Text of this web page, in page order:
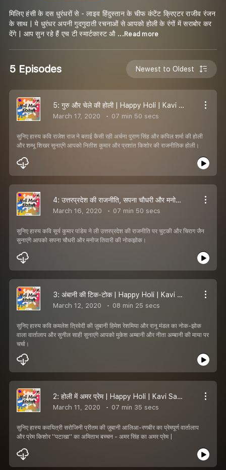
मिलिए हंसी के दस धुरंधरों से - लाइव हिंदुस्तान के चीफ कंटेंट क्रिएटर राजीव रंजन
के साथ | ये धुरंधर अपनी गुदगुदाती रचनाओं से आपको होली के रंगों में सराबोर कर
देंगे | आप सुन रहे हैं एच टी स्मार्टकास्ट औ ...Read more
5 Episodes Newest to Oldest
5: गुरु और चेले की होली | Happy Holi | Kavi Sammelan | Hasya Kavi
March 17, 2020 07 min 50 secs
सुनिए हास्य कवि राजेश राज ने बताई कैसी रही अर्चना पुराण सिंह और कपिल शर्मा की होली
और शम्भू शिखर सुनाएंगे आपको नितीश कुमार और प्रशांत किशोर की राजनीतिक होली।
4: उत्तरप्रदेश की राजनीति, सपना चौधरी और मनोज तिवारी की नोकझोक | Happy Holi | Kavi Sammelan | Hasya Kavi
March 16, 2020 07 min 50 secs
सुनिए हास्य कवि सूर्य कुमार पांडेय ने ली उत्तरप्रदेश की राजनीति पर चुटकी और चिराग जैन
सुनाएंगे आपको सपना चौधरी और मनोज तिवारी की नोकझोक।
3: अंबानी की टिक-टोक | Happy Holi | Kavi Sammelan | Hasya Kavi
March 12, 2020 08 min 25 secs
सुनिए हास्य कवि कमलेश त्रिवेदी की ज़ुबानी हिमेश रेशमिया और रानू मंडल का नोक-झोक
वाला वार्तालाप और सुनील साही सुनाएंगे आपको मुकेश अम्बानी और नीता अम्बानी की माया पर
चर्चा।
2: होली में अमर प्रेम | Happy Holi | Kavi Sammelan | Hasya Kavi
March 11, 2020 07 min 35 secs
सुनिए हास्य कवयित्री सरोजिनी प्रीतम की ज़ुबानी आलिआ-रणबीर का प्रेमपूर्ण वार्तालाप
और प्रेम किशोर ''पटाखा'' का अमिताभ बच्चन - अमर सिंह का अमर प्रेम |